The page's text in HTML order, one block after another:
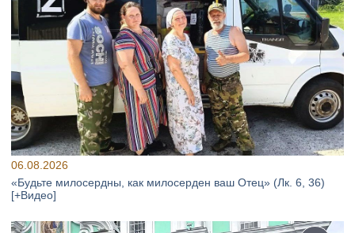
06.08.2026
«Будьте милосердны, как милосерден ваш Отец» (Лк. 6, 36)
[+Видео]